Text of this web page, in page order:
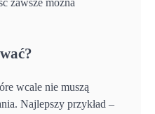
wcale nie muszą
Najlepszy przykład –